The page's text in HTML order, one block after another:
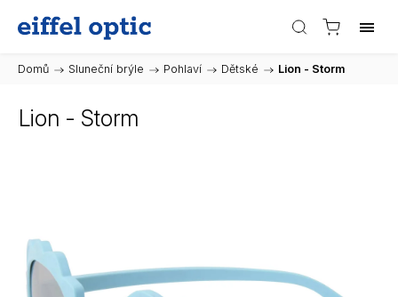
Domů / Sluneční brýle / Pohlaví / Dětské / Lion - Storm
Lion - Storm